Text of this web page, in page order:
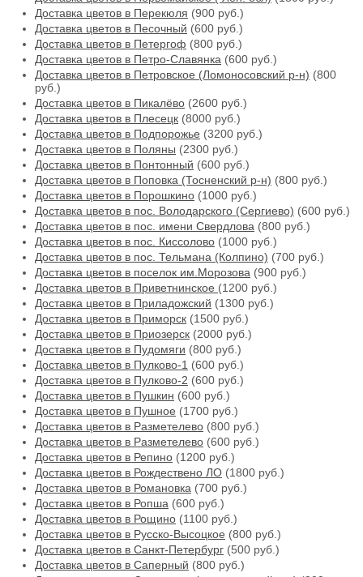
Доставка цветов в Перекюля (900 руб.)
Доставка цветов в Песочный (600 руб.)
Доставка цветов в Петергоф (800 руб.)
Доставка цветов в Петро-Славянка (600 руб.)
Доставка цветов в Петровское (Ломоносовский р-н) (800
руб.)
Доставка цветов в Пикалёво (2600 руб.)
Доставка цветов в Плесецк (8000 руб.)
Доставка цветов в Подпорожье (3200 руб.)
Доставка цветов в Поляны (2300 руб.)
Доставка цветов в Понтонный (600 руб.)
Доставка цветов в Поповка (Тосненский р-н) (800 руб.)
Доставка цветов в Порошкино (1000 руб.)
Доставка цветов в пос. Володарского (Сергиево) (600 руб.)
Доставка цветов в пос. имени Свердлова (800 руб.)
Доставка цветов в пос. Киссолово (1000 руб.)
Доставка цветов в пос. Тельмана (Колпино) (700 руб.)
Доставка цветов в поселок им.Морозова (900 руб.)
Доставка цветов в Приветнинское (1200 руб.)
Доставка цветов в Приладожский (1300 руб.)
Доставка цветов в Приморск (1500 руб.)
Доставка цветов в Приозерск (2000 руб.)
Доставка цветов в Пудомяги (800 руб.)
Доставка цветов в Пулково-1 (600 руб.)
Доставка цветов в Пулково-2 (600 руб.)
Доставка цветов в Пушкин (600 руб.)
Доставка цветов в Пушное (1700 руб.)
Доставка цветов в Разметелево (800 руб.)
Доставка цветов в Разметелево (600 руб.)
Доставка цветов в Репино (1200 руб.)
Доставка цветов в Рождествено ЛО (1800 руб.)
Доставка цветов в Романовка (700 руб.)
Доставка цветов в Ропша (600 руб.)
Доставка цветов в Рощино (1100 руб.)
Доставка цветов в Русско-Высоцкое (800 руб.)
Доставка цветов в Санкт-Петербург (500 руб.)
Доставка цветов в Саперный (800 руб.)